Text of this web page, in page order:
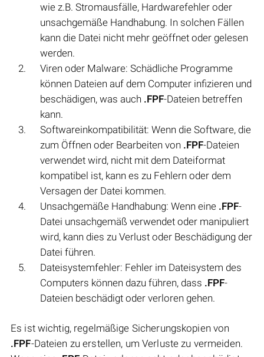
wie z.B. Stromausfälle, Hardwarefehler oder
unsachgemäße Handhabung. In solchen Fällen
kann die Datei nicht mehr geöffnet oder gelesen
werden.
Viren oder Malware: Schädliche Programme
können Dateien auf dem Computer infizieren und
beschädigen, was auch .FPF-Dateien betreffen
kann.
Softwareinkompatibilität: Wenn die Software, die
zum Öffnen oder Bearbeiten von .FPF-Dateien
verwendet wird, nicht mit dem Dateiformat
kompatibel ist, kann es zu Fehlern oder dem
Versagen der Datei kommen.
Unsachgemäße Handhabung: Wenn eine .FPF-
Datei unsachgemäß verwendet oder manipuliert
wird, kann dies zu Verlust oder Beschädigung der
Datei führen.
Dateisystemfehler: Fehler im Dateisystem des
Computers können dazu führen, dass .FPF-
Dateien beschädigt oder verloren gehen.
Es ist wichtig, regelmäßige Sicherungskopien von
.FPF-Dateien zu erstellen, um Verluste zu vermeiden.